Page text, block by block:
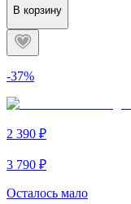
В корзину
-37%
2 390 ₽
3 790 ₽
Осталось мало